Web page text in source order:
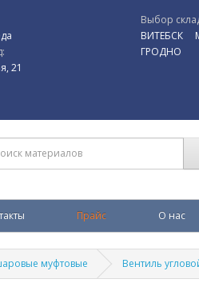
21
Выбор
ВИТЕБСК
ГРОДНО
Прайс О нас
муфтовые Вентиль